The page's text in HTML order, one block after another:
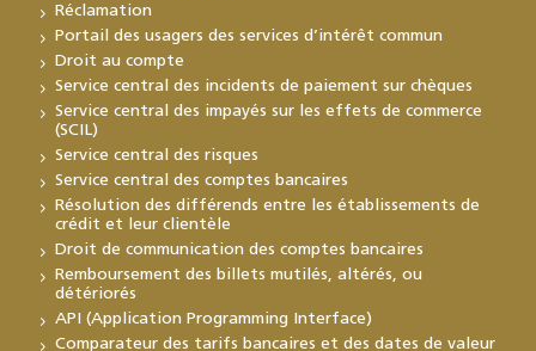
Réclamation
Portail des usagers des services d’intérêt commun
Droit au compte
Service central des incidents de paiement sur chèques
Service central des impayés sur les effets de commerce
(SCIL)
Service central des risques
Service central des comptes bancaires
Résolution des différends entre les établissements de
crédit et leur clientèle
Droit de communication des comptes bancaires
Remboursement des billets mutilés, altérés, ou
détériorés
API (Application Programming Interface)
Comparateur des tarifs bancaires et des dates de valeur